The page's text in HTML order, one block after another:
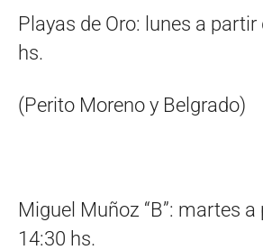
Playas de Oro: lunes a partir
hs.
(Perito Moreno y Belgrado)
Miguel Muñoz “B”: martes
14:30 hs.